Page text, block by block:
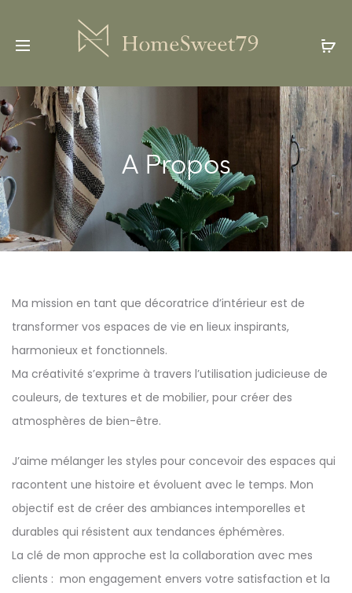
A Propos
Ma mission en tant que décoratrice d’intérieur est de
transformer vos espaces de vie en lieux inspirants,
harmonieux et fonctionnels.
Ma créativité s’exprime à travers l’utilisation judicieuse de
couleurs, de textures et de mobilier, pour créer des
atmosphères de bien-être.
J’aime mélanger les styles pour concevoir des espaces qui
racontent une histoire et évoluent avec le temps. Mon
objectif est de créer des ambiances intemporelles et
durables qui résistent aux tendances éphémères.
La clé de mon approche est la collaboration avec mes
clients : mon engagement envers votre satisfaction et la